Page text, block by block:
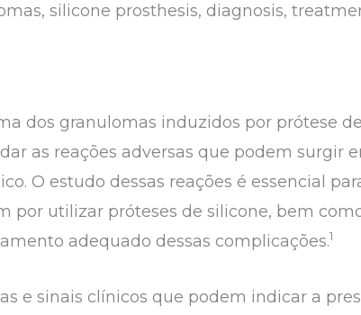
silicone prosthesis, diagnosis,
dos granulomas induzidos por prótese
as reações adversas que podem surgir
O estudo dessas reações é essencial
por utilizar próteses de silicone, bem
adequado dessas complicações.1
e sinais clínicos que podem indicar a